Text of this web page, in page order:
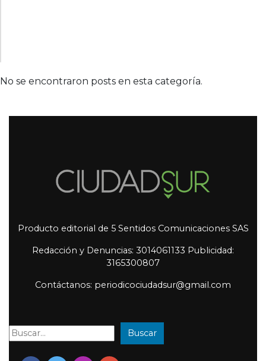
No se encontraron posts en esta categoría.
Producto editorial de 5 Sentidos Comunicaciones SAS
Redacción y Denuncias: 3014061133 Publicidad:
3165300807
Contáctanos: periodicociudadsur@gmail.com
Buscar: Buscar